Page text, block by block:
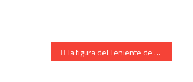
Navegación de
la figura del Teniente de la Compañía Behobia, Ruben Fraile, 2016